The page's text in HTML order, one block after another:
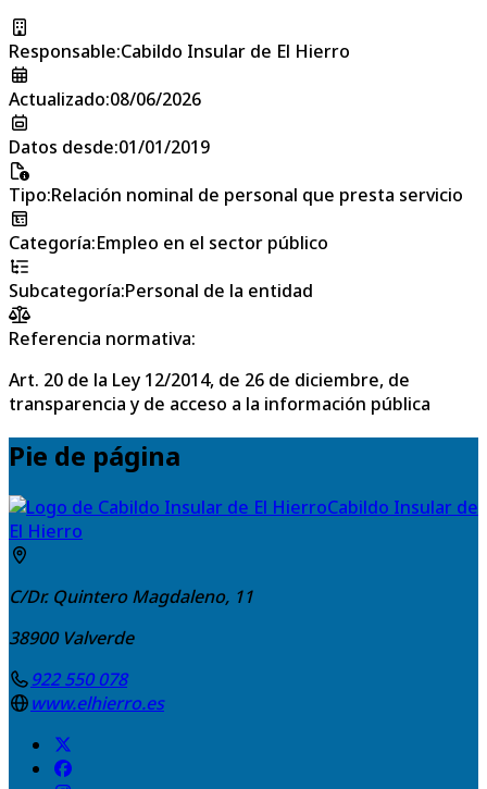
Responsable:Cabildo Insular de El Hierro
Actualizado:08/06/2026
Datos desde:01/01/2019
Tipo:Relación nominal de personal que presta servicio
Categoría:Empleo en el sector público
Subcategoría:Personal de la entidad
Referencia normativa:
Art. 20 de la Ley 12/2014, de 26 de diciembre, de
transparencia y de acceso a la información pública
Pie de página
Cabildo Insular de
El Hierro
C/Dr. Quintero Magdaleno, 11
38900 Valverde
922 550 078
www.elhierro.es